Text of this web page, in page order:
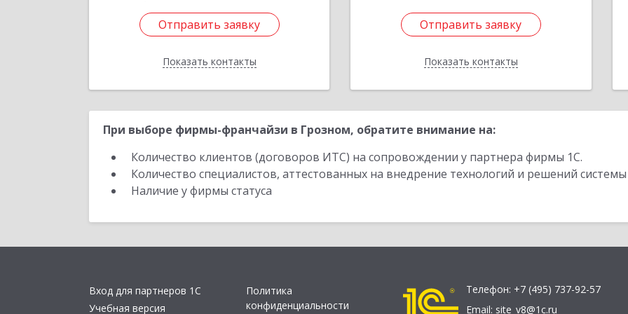
Отправить заявку
Показать контакты
Отправить заявку
Назад
Отправить заявку
Показать контакты
Отправить заявку
Назад
При выборе фирмы-франчайзи в Грозном, обратите внимание на:
Количество клиентов (договоров ИТС) на сопровождении у партнера фирмы 1С.
Количество специалистов, аттестованных на внедрение технологий и решений
Наличие у фирмы статуса
Вход для партнеров 1С
Учебная версия
Политика
конфиденциальности
Телефон: +7 (495) 737-92-57
Email: site_v8@1c.ru